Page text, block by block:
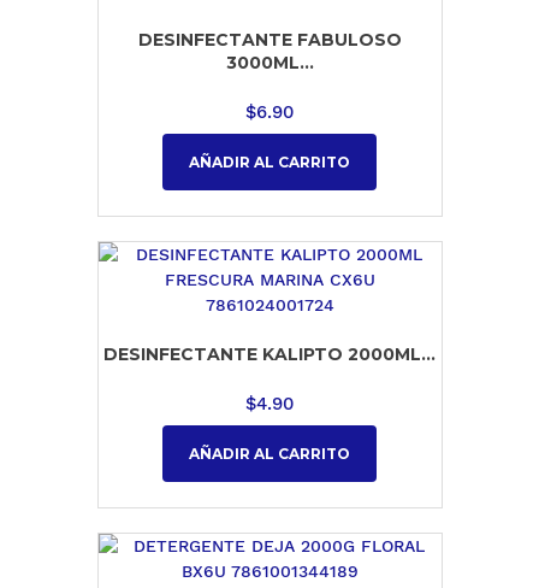
DESINFECTANTE FABULOSO
3000ML...
$6.90
AÑADIR AL CARRITO
DESINFECTANTE KALIPTO 2000ML...
$4.90
AÑADIR AL CARRITO